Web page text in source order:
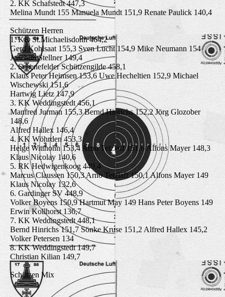
2. KK Schafstedt 447,3
Melina Mundt 155 Manuela Mundt 151,9 Renate Paulick 140,4
Schützen Herren
1. KK St.Michaelisdonn 464,2
Gerd Kohlsaat 155,3 Sven Lucht 154,9 Mike Neumann 154
Joachim Stellner 149,4
2. Schenefelder Schützengilde 458,1
Klaus Peter Heimsen 153,6 Uwe Hecheltien 152,9 Michael
Wischewski 151,6
Hartwig Lietz 147,9
3. KK Weddingstedt 456,1
Manfred Jurman 155,3 Bernd Hinrichs 152,2 Jörg Glozober
148,6
Alfred Hallex 146,4
4. KK Wöhrden 453,3
Helge Witthohn 153,4 Arno Tetzlaff 151,6 Alfons Mayer 148,3
Klaus Nicolay 140,6
5. RK Hedwigenkoog 449,4
Marcus Claussen 150,3 Arno Tetzlaff 150,1 Alfons Mayer 149
Klaus Nicolay 132,6
6. Gardinger SV 448,9
Volker Boyens 150,9 Hartmut May 149 Hans Peter Boyens 149
Erwin Kollhorst 136,7
7. KK Weddingstedt 448,1
Bernd Hinrichs 151,7 Sönke Kruse 151,2 Alfred Hallex 145,2
Volker Petersen 134
8. KK Weddingstedt 149,7
Christian Kilian 149,7
Schützen Mix